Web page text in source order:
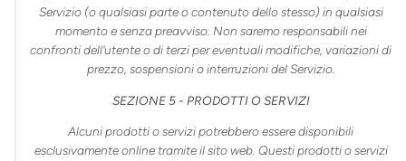
Servizio (o qualsiasi parte o contenuto dello stesso) in qualsiasi
momento e senza preavviso. Non saremo responsabili nei
confronti dell'utente o di terzi per eventuali modifiche, variazioni di
prezzo, sospensioni o interruzioni del Servizio.
SEZIONE 5 - PRODOTTI O SERVIZI
Alcuni prodotti o servizi potrebbero essere disponibili
esclusivamente online tramite il sito web. Questi prodotti o servizi